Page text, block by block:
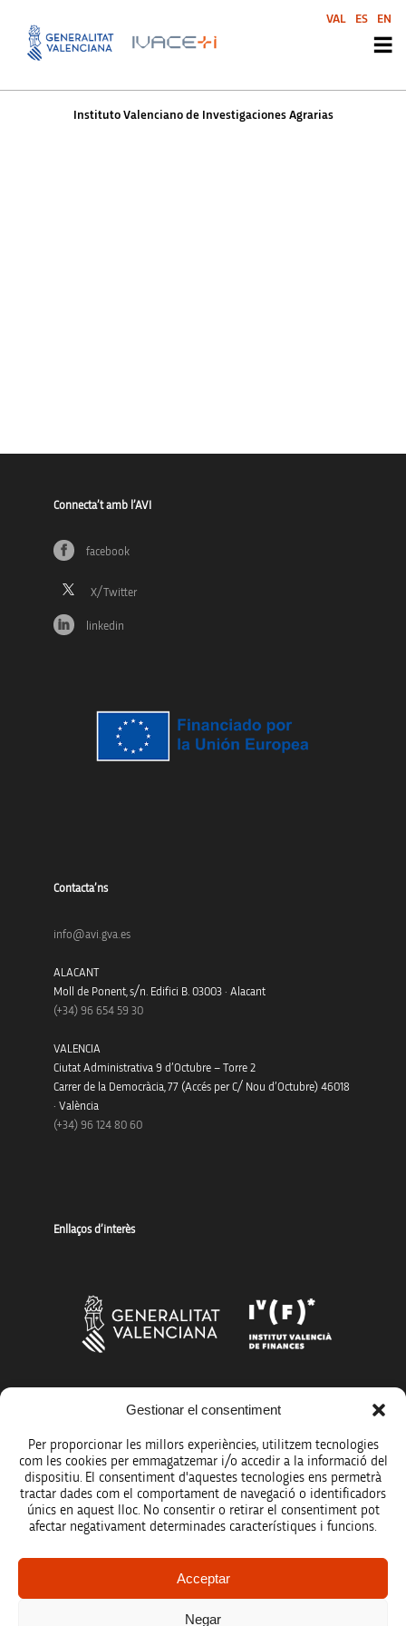
Gestionar el consentiment
Per proporcionar les millors experiències, utilitzem tecnologies
com les cookies per emmagatzemar i/o accedir a la informació del
dispositiu. El consentiment d'aquestes tecnologies ens permetrà
tractar dades com el comportament de navegació o identificadors
únics en aquest lloc. No consentir o retirar el consentiment pot
afectar negativament determinades característiques i funcions.
Acceptar
Negar
Instituto Valenciano de
Investigaciones Agrarias
Instituto Valenciano de Investigaciones Agrarias
Connecta’t amb l’AVI
facebook
linkedin
Contacta’ns
info@avi.gva.es
ALACANT
Moll de Ponent, s/n. Edifici B. 03003 · Alacant
(+34) 96 654 59 30
VALENCIA
Ciutat Administrativa 9 d’Octubre – Torre 2
Carrer de la Democràcia, 77 (Accés per C/ Nou d’Octubre) 46018
· València
(+34) 96 124 80 60
Enllaços d’interès
Més organismes de suport a la innovació
Avís legal
VAL ES EN